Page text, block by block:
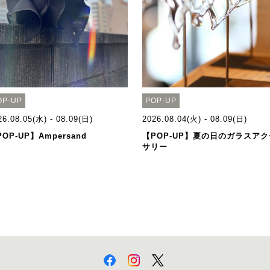
UP
水) - 08.09(日)
UP】Ampersand
POP-UP
2026.08.04(火) - 08.09(日)
【POP-UP】夏の日のガラスア
サリー